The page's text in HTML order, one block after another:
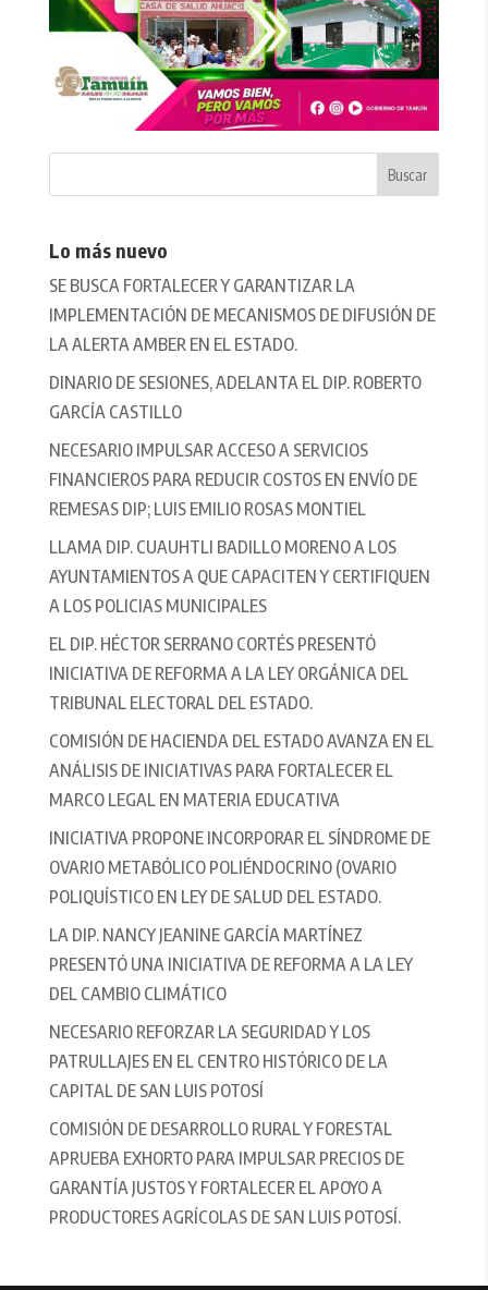
Lo más nuevo
SE BUSCA FORTALECER Y GARANTIZAR LA
IMPLEMENTACIÓN DE MECANISMOS DE DIFUSIÓN DE
LA ALERTA AMBER EN EL ESTADO.
DINARIO DE SESIONES, ADELANTA EL DIP. ROBERTO
GARCÍA CASTILLO
NECESARIO IMPULSAR ACCESO A SERVICIOS
FINANCIEROS PARA REDUCIR COSTOS EN ENVÍO DE
REMESAS DIP; LUIS EMILIO ROSAS MONTIEL
LLAMA DIP. CUAUHTLI BADILLO MORENO A LOS
AYUNTAMIENTOS A QUE CAPACITEN Y CERTIFIQUEN
A LOS POLICIAS MUNICIPALES
EL DIP. HÉCTOR SERRANO CORTÉS PRESENTÓ
INICIATIVA DE REFORMA A LA LEY ORGÁNICA DEL
TRIBUNAL ELECTORAL DEL ESTADO.
COMISIÓN DE HACIENDA DEL ESTADO AVANZA EN EL
ANÁLISIS DE INICIATIVAS PARA FORTALECER EL
MARCO LEGAL EN MATERIA EDUCATIVA
INICIATIVA PROPONE INCORPORAR EL SÍNDROME DE
OVARIO METABÓLICO POLIÉNDOCRINO (OVARIO
POLIQUÍSTICO EN LEY DE SALUD DEL ESTADO.
LA DIP. NANCY JEANINE GARCÍA MARTÍNEZ
PRESENTÓ UNA INICIATIVA DE REFORMA A LA LEY
DEL CAMBIO CLIMÁTICO
NECESARIO REFORZAR LA SEGURIDAD Y LOS
PATRULLAJES EN EL CENTRO HISTÓRICO DE LA
CAPITAL DE SAN LUIS POTOSÍ
COMISIÓN DE DESARROLLO RURAL Y FORESTAL
APRUEBA EXHORTO PARA IMPULSAR PRECIOS DE
GARANTÍA JUSTOS Y FORTALECER EL APOYO A
PRODUCTORES AGRÍCOLAS DE SAN LUIS POTOSÍ.